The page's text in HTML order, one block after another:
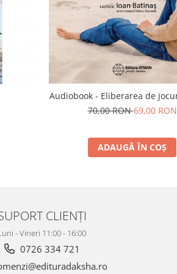
Audiobook - Eliberarea de
70,00 RON69,00 RON
ADAUGĂ ÎN COȘ
CLIENȚI
- Vineri 11:00 - 16:00
0726 334 721